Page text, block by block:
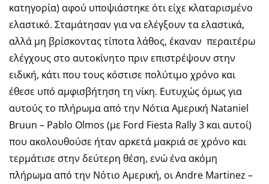
κατηγορία) αφού υποψιάστηκε ότι είχε κλαταρισμένο
ελαστικό. Σταμάτησαν για να ελέγξουν τα ελαστικά,
αλλά μη βρίσκοντας τίποτα λάθος, έκαναν περαιτέρω
ελέγχους στο αυτοκίνητο πριν επιστρέψουν στην
ειδική, κάτι που τους κόστισε πολύτιμο χρόνο και
έθεσε υπό αμφισβήτηση τη νίκη. Ευτυχώς όμως για
αυτούς το πλήρωμα από την Νότια Αμερική Nataniel
Bruun – Pablo Olmos (με Ford Fiesta Rally 3 και αυτοί)
που ακολουθούσε ήταν αρκετά μακριά σε χρόνο και
τερμάτισε στην δεύτερη θέση, ενώ ένα ακόμη
πλήρωμα από την Νότιο Αμερική, οι Andre Martinez –